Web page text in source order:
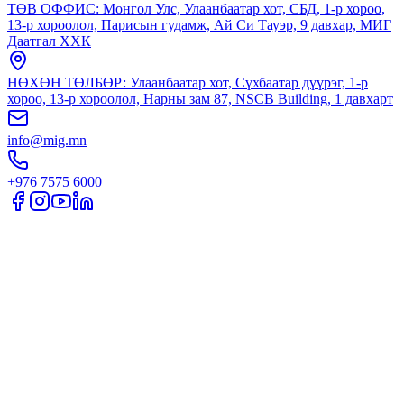
ТӨВ ОФФИС: Монгол Улс, Улаанбаатар хот, СБД, 1-р хороо,
13-р хороолол, Парисын гудамж, Ай Си Тауэр, 9 давхар, МИГ
Даатгал ХХК
НӨХӨН ТӨЛБӨР: Улаанбаатар хот, Сүхбаатар дүүрэг, 1-р
хороо, 13-р хороолол, Нарны зам 87, NSCB Building, 1 давхарт
info@mig.mn
+976 7575 6000